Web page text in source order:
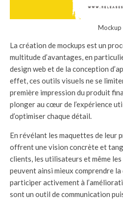
Mockup
La création de mockups est un
multitude d’avantages, en
design web et de la conception
effet, ces outils visuels ne se
première impression du produit
plonger au cœur de l’expérience
d’optimiser chaque détail.
En révélant les maquettes de leur
offrent une vision concrète et
clients, les utilisateurs et même les
peuvent ainsi mieux comprendre
participer activement à
sont un outil de communication